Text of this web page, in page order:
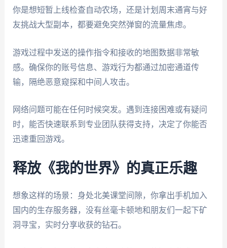
你是想短暂上线检查自动农场，还是计划周末通宵与好
友挑战大型副本，都要避免突然弹窗的流量焦虑。
游戏过程中发送的操作指令和接收的地图数据非常敏
感。确保你的账号信息、游戏行为都通过加密通道传
输，隔绝恶意窥探和中间人攻击。
网络问题可能在任何时候突发。遇到连接困难或有疑问
时，能否快速联系到专业团队获得支持，决定了你能否
迅速重回游戏。
释放《我的世界》的真正乐趣
想象这样的场景：身处北美课堂间隙，你拿出手机加入
国内的生存服务器，没有丝毫卡顿地和朋友们一起下矿
洞寻宝，实时分享收获的钻石。